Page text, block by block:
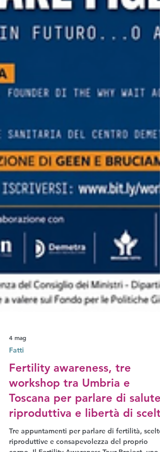
4 mag
Fertility awareness, tre
workshop tra Umbria e
riproduttiva e libertà di scelta